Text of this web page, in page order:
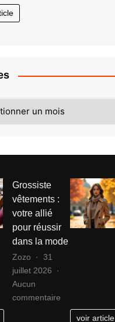
Stratégies
innovantes
Grossiste
vêtements :
votre allié
pour réussir
dans la mode
Zozo
31
juillet 2026
Aucun
commentairesur
Grossiste
voir article